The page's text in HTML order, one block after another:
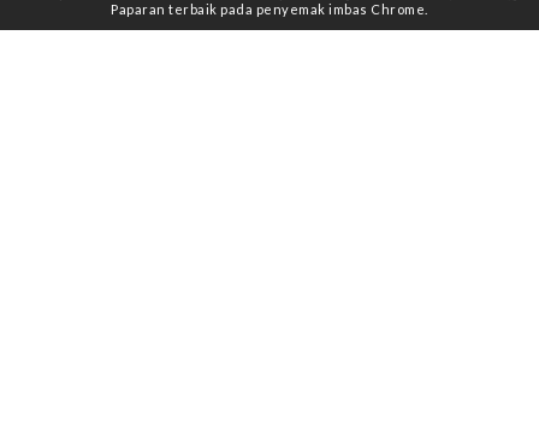
Paparan terbaik pada penyemak imbas Chrome.